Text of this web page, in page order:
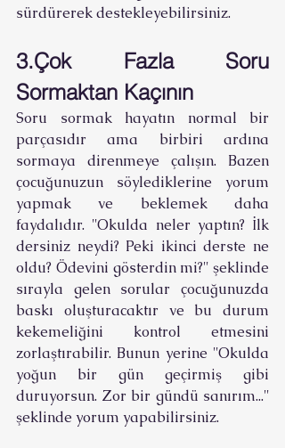
sürdürerek destekleyebilirsiniz.
3.Çok Fazla Soru
Sormaktan Kaçının
Soru sormak hayatın normal bir
parçasıdır ama birbiri ardına
sormaya direnmeye çalışın. Bazen
çocuğunuzun söylediklerine yorum
yapmak ve beklemek daha
faydalıdır. ''Okulda neler yaptın? İlk
dersiniz neydi? Peki ikinci derste ne
oldu? Ödevini gösterdin mi?'' şeklinde
sırayla gelen sorular çocuğunuzda
baskı oluşturacaktır ve bu durum
kekemeliğini kontrol etmesini
zorlaştırabilir. Bunun yerine ''Okulda
yoğun bir gün geçirmiş gibi
duruyorsun. Zor bir gündü sanırım...''
şeklinde yorum yapabilirsiniz.